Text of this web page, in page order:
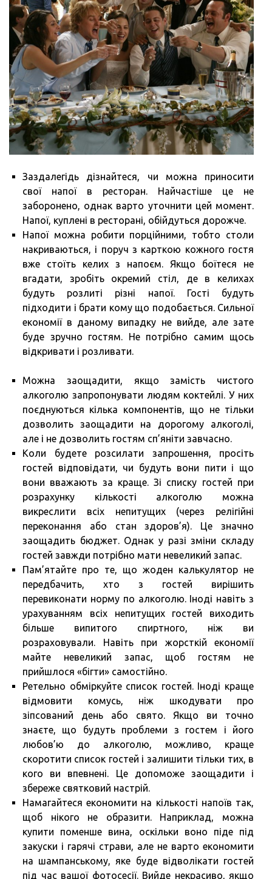
Заздалегідь дізнайтеся, чи можна приносити
свої напої в ресторан. Найчастіше це не
заборонено, однак варто уточнити цей момент.
Напої, куплені в ресторані, обійдуться дорожче.
Напої можна робити порційними, тобто столи
накриваються, і поруч з карткою кожного гостя
вже стоїть келих з напоєм. Якщо боїтеся не
вгадати, зробіть окремий стіл, де в келихах
будуть розлиті різні напої. Гості будуть
підходити і брати кому що подобається. Сильної
економії в даному випадку не вийде, але зате
буде зручно гостям. Не потрібно самим щось
відкривати і розливати.
Можна заощадити, якщо замість чистого
алкоголю запропонувати людям коктейлі. У них
поєднуються кілька компонентів, що не тільки
дозволить заощадити на дорогому алкоголі,
але і не дозволить гостям сп’яніти завчасно.
Коли будете розсилати запрошення, просіть
гостей відповідати, чи будуть вони пити і що
вони вважають за краще. Зі списку гостей при
розрахунку кількості алкоголю можна
викреслити всіх непитущих (через релігійні
переконання або стан здоров’я). Це значно
заощадить бюджет. Однак у разі зміни складу
гостей завжди потрібно мати невеликий запас.
Пам’ятайте про те, що жоден калькулятор не
передбачить, хто з гостей вирішить
перевиконати норму по алкоголю. Іноді навіть з
урахуванням всіх непитущих гостей виходить
більше випитого спиртного, ніж ви
розраховували. Навіть при жорсткій економії
майте невеликий запас, щоб гостям не
прийшлося «бігти» самостійно.
Ретельно обміркуйте список гостей. Іноді краще
відмовити комусь, ніж шкодувати про
зіпсований день або свято. Якщо ви точно
знаєте, що будуть проблеми з гостем і його
любов’ю до алкоголю, можливо, краще
скоротити список гостей і залишити тільки тих, в
кого ви впевнені. Це допоможе заощадити і
збереже святковий настрій.
Намагайтеся економити на кількості напоїв так,
щоб нікого не образити. Наприклад, можна
купити поменше вина, оскільки воно піде під
закуски і гарячі страви, але не варто економити
на шампанському, яке буде відволікати гостей
під час вашої фотосесії. Вийде некрасиво, якщо